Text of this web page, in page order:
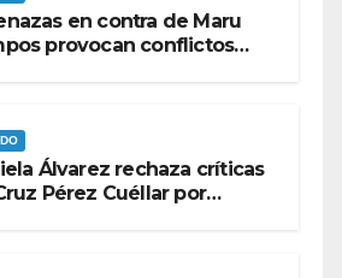
en contra de Maru
provocan conflictos
Álvarez rechaza críticas
Pérez Cuéllar por